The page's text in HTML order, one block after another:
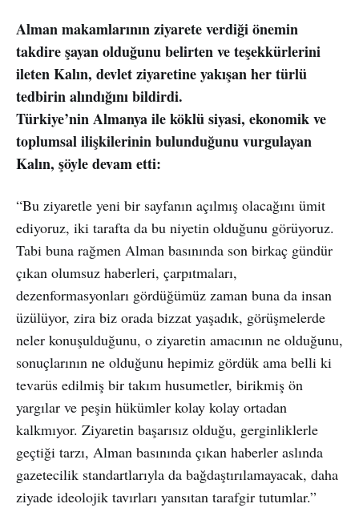
Alman makamlarının ziyarete verdiği önemin
takdire şayan olduğunu belirten ve teşekkürlerini
ileten Kalın, devlet ziyaretine yakışan her türlü
tedbirin alındığını bildirdi.
Türkiye’nin Almanya ile köklü siyasi, ekonomik ve
toplumsal ilişkilerinin bulunduğunu vurgulayan
Kalın, şöyle devam etti:
“Bu ziyaretle yeni bir sayfanın açılmış olacağını ümit
ediyoruz, iki tarafta da bu niyetin olduğunu görüyoruz.
Tabi buna rağmen Alman basınında son birkaç gündür
çıkan olumsuz haberleri, çarpıtmaları,
dezenformasyonları gördüğümüz zaman buna da insan
üzülüyor, zira biz orada bizzat yaşadık, görüşmelerde
neler konuşulduğunu, o ziyaretin amacının ne olduğunu,
sonuçlarının ne olduğunu hepimiz gördük ama belli ki
tevarüs edilmiş bir takım husumetler, birikmiş ön
yargılar ve peşin hükümler kolay kolay ortadan
kalkmıyor. Ziyaretin başarısız olduğu, gerginliklerle
geçtiği tarzı, Alman basınında çıkan haberler aslında
gazetecilik standartlarıyla da bağdaştırılamayacak, daha
ziyade ideolojik tavırları yansıtan tarafgir tutumlar.”